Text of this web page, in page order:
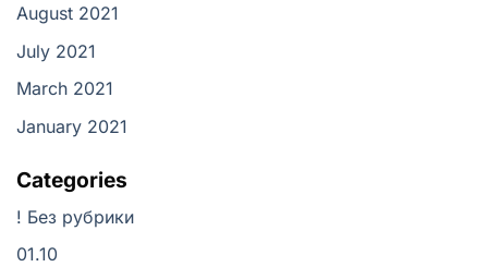
August 2021
July 2021
March 2021
January 2021
Categories
! Без рубрики
01.10